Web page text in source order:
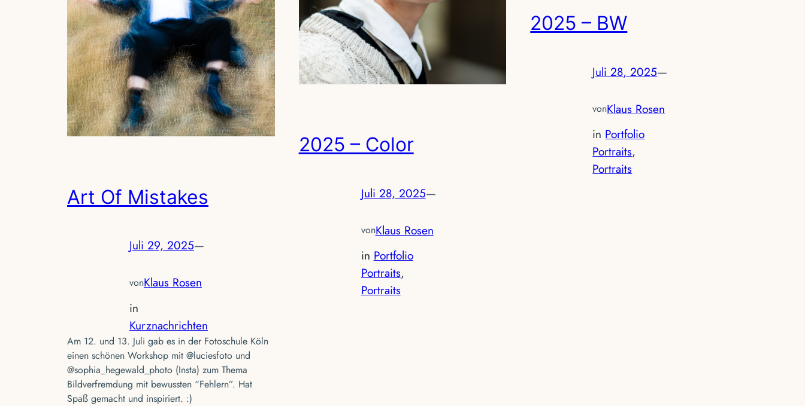
Art Of Mistakes
Juli 29, 2025—
vonKlaus Rosen
in
Kurznachrichten
Am 12. und 13. Juli gab es in der Fotoschule Köln
einen schönen Workshop mit @luciesfoto und
@sophia_hegewald_photo (Insta) zum Thema
Bildverfremdung mit bewussten “Fehlern”. Hat
Spaß gemacht und inspiriert. :)
2025 – Color
Juli 28, 2025—
vonKlaus Rosen
in Portfolio
Portraits
Portraits
2025 – BW
Juli 28, 2025—
vonKlaus Rosen
in Portfolio
Portraits
Portraits